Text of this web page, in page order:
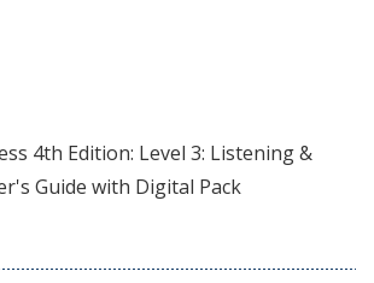
4th Edition: Level 3: Listening &
Guide with Digital Pack